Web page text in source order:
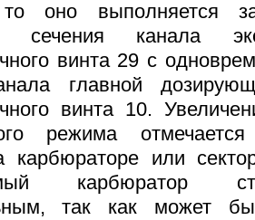
то оно выполняется
сечения канала
винта 29 с
главной
винта 10.
режима отмечается
карбюраторе или
карбюратор
так как может